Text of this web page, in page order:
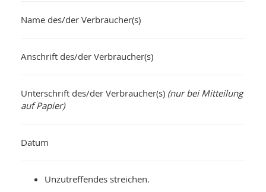
Name des/der Verbraucher(s)
Anschrift des/der Verbraucher(s)
Unterschrift des/der Verbraucher(s) (nur bei Mitteilung
auf Papier)
Datum
Unzutreffendes streichen.